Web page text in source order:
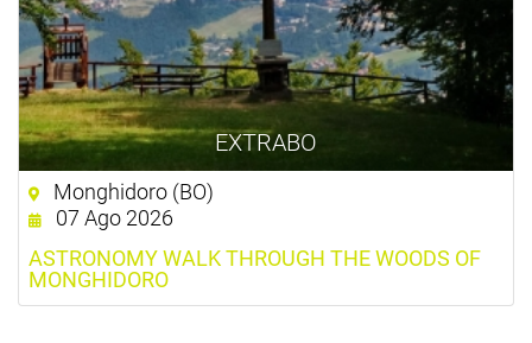
EXTRABO
Monghidoro (BO)
07 Ago 2026
ASTRONOMY WALK THROUGH THE WOODS OF
MONGHIDORO